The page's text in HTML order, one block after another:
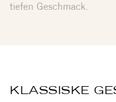
tiefen Geschmack.
KLASSISKE